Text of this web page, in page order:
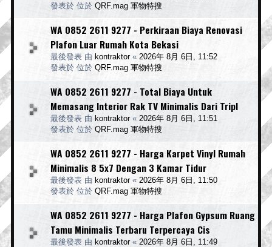
發表於 位於 QRF.mag 軍物特搜
WA 0852 2611 9277 - Perkiraan Biaya Renovasi
Plafon Luar Rumah Kota Bekasi
最後發表 由 kontraktor« 2026年 8月 6日, 11:52
發表於 位於 QRF.mag 軍物特搜
WA 0852 2611 9277 - Total Biaya Untuk
Memasang Interior Rak TV Minimalis Dari Tripl
最後發表 由 kontraktor« 2026年 8月 6日, 11:51
發表於 位於 QRF.mag 軍物特搜
WA 0852 2611 9277 - Harga Karpet Vinyl Rumah
Minimalis 8 5x7 Dengan 3 Kamar Tidur
最後發表 由 kontraktor« 2026年 8月 6日, 11:50
發表於 位於 QRF.mag 軍物特搜
WA 0852 2611 9277 - Harga Plafon Gypsum Ruang
Tamu Minimalis Terbaru Terpercaya Cis
最後發表 由 kontraktor« 2026年 8月 6日, 11:49